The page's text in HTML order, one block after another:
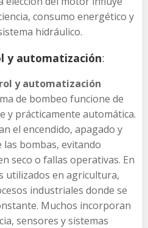
consumo energético y
hidráulico.
y automatización:
y automatización
de bombeo funcione de
y prácticamente automática.
el encendido, apagado y
las bombas, evitando
seco o fallas operativas. En
utilizados en agricultura,
industriales donde se
Muchos incorporan
sensores y sistemas